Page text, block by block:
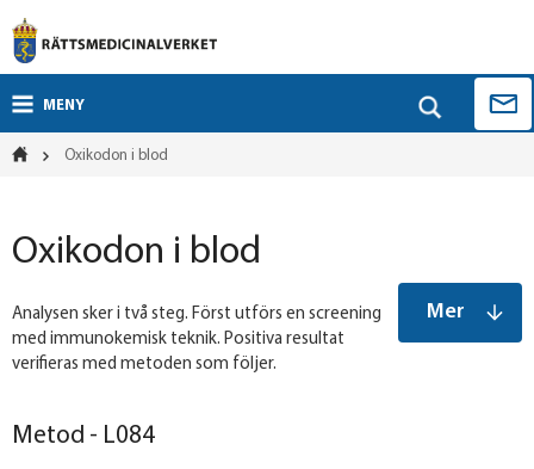
MENY
Oxikodon i blod
Oxikodon i blod
Mer
Analysen sker i två steg. Först utförs en screening
med immunokemisk teknik. Positiva resultat
verifieras med metoden som följer.
Metod - L084